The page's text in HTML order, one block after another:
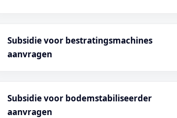
Subsidie voor bestratingsmachines
aanvragen
Subsidie voor bodemstabiliseerder
aanvragen